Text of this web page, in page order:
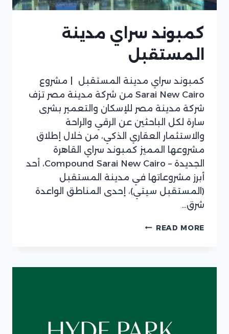
كمبوند سراي مدينة
المستقبل
كمبوند سراي مدينة المستقبل | مشروع
Sarai New Cairo من شركة مدينة مصر تزف
شركة مدينة مصر للإسكان والتعمير بشرى
سارة لكل الباحثين عن الرقي والراحة
والاستثمار العقاري الذكي، من خلال إطلاق
مشروعها المميز كمبوند سراي القاهرة
الجديدة – Compound Sarai New Cairo، أحد
أبرز مشروعاتها في مدينة المستقبل
(المستقبل سيتي)، إحدى المناطق الواعدة
شرق…
READ MORE كمبوند